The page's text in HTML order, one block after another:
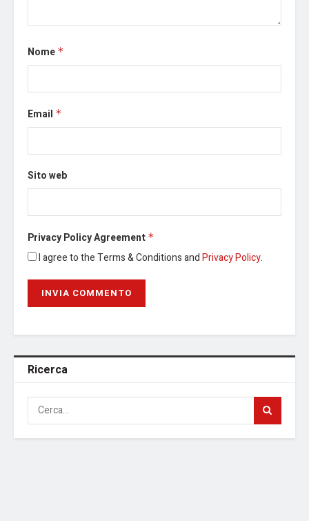
Nome *
Email *
Sito web
Privacy Policy Agreement *
I agree to the Terms & Conditions andPrivacy Policy.
Ricerca